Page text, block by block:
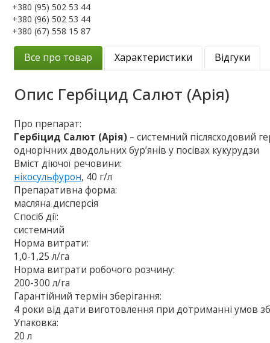
+380 (95) 502 53 44
+380 (96) 502 53 44
+380 (67) 558 15 87
Все про товар Характеристики Відгуки
Опис Гербіцид Салют (Арія)
Про препарат:
Гербіцид Салют (Арія) – системний післясходовий
однорічних дводольних бур’янів у посівах кукурудзи
Вміст діючої речовини:
нікосульфурон, 40 г/л
Препаративна форма:
масляна дисперсія
Спосіб дії:
системний
Норма витрати:
1,0-1,25 л/га
Норма витрати робочого розчину:
200-300 л/га
Гарантійний термін зберігання:
4 роки від дати виготовлення при дотриманні умов
Упаковка:
20 л